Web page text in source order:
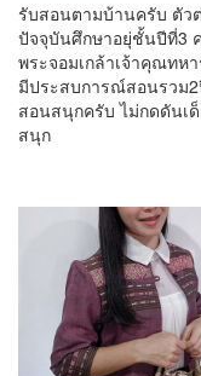
รับสอนตามบ้านครับ ตัว
ปัจจุบันศึกษาอยุ่ชั้นปีที่3
พระจอมเกล้าเจ้าคุณทห
มีประสบการณ์สอนรวม2
สอนสนุกครับ ไม่กดดันเด็
สนุก